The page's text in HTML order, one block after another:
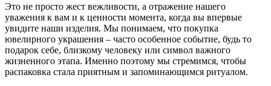
Это не просто жест вежливости, а отражение нашего
уважения к вам и к ценности момента, когда вы впервые
увидите наши изделия. Мы понимаем, что покупка
ювелирного украшения – часто особенное событие, будь то
подарок себе, близкому человеку или символ важного
жизненного этапа. Именно поэтому мы стремимся, чтобы
распаковка стала приятным и запоминающимся ритуалом.